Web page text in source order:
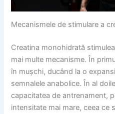
Mecanismele de stimulare a
Creatina monohidrată
mai multe mecanisme. În
în mușchi, ducând la o
semnalele anabolice. În al
capacitatea de antrenament,
intensitate mai mare, ceea ce